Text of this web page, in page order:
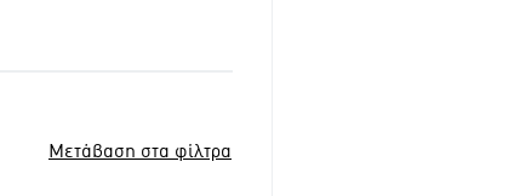
Μετάβαση στα φίλτρα